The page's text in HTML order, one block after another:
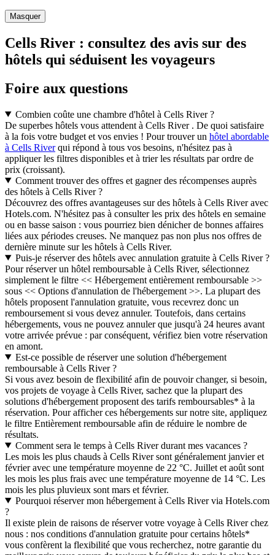
Masquer
Cells River : consultez des avis sur des
hôtels qui séduisent les voyageurs
Foire aux questions
Combien coûte une chambre d'hôtel à Cells River ?
De superbes hôtels vous attendent à Cells River . De quoi satisfaire
à la fois votre budget et vos envies ! Pour trouver un hôtel abordable
à Cells Riverqui répond à tous vos besoins, n'hésitez pas à
appliquer les filtres disponibles et à trier les résultats par ordre de
prix (croissant).
Comment trouver des offres et gagner des récompenses auprès
des hôtels à Cells River ?
Découvrez des offres avantageuses sur des hôtels à Cells River avec
Hotels.com. N'hésitez pas à consulter les prix des hôtels en semaine
ou en basse saison : vous pourriez bien dénicher de bonnes affaires
liées aux périodes creuses. Ne manquez pas non plus nos offres de
dernière minute sur les hôtels à Cells River.
Puis-je réserver des hôtels avec annulation gratuite à Cells River ?
Pour réserver un hôtel remboursable à Cells River, sélectionnez
simplement le filtre << Hébergement entièrement remboursable >>
sous << Options d'annulation de l'hébergement >>. La plupart des
hôtels proposent l'annulation gratuite, vous recevrez donc un
remboursement si vous devez annuler. Toutefois, dans certains
hébergements, vous ne pouvez annuler que jusqu'à 24 heures avant
votre arrivée prévue : par conséquent, vérifiez bien votre réservation
en amont.
Est-ce possible de réserver une solution d'hébergement
remboursable à Cells River ?
Si vous avez besoin de flexibilité afin de pouvoir changer, si besoin,
vos projets de voyage à Cells River, sachez que la plupart des
solutions d'hébergement proposent des tarifs remboursables* à la
réservation. Pour afficher ces hébergements sur notre site, appliquez
le filtre Entièrement remboursable afin de réduire le nombre de
résultats.
Comment sera le temps à Cells River durant mes vacances ?
Les mois les plus chauds à Cells River sont généralement janvier et
février avec une température moyenne de 22 °C. Juillet et août sont
les mois les plus frais avec une température moyenne de 14 °C. Les
mois les plus pluvieux sont mars et février.
Pourquoi réserver mon hébergement à Cells River via Hotels.com
?
Il existe plein de raisons de réserver votre voyage à Cells River chez
nous : nos conditions d'annulation gratuite pour certains hôtels*
vous confèrent la flexibilité que vous recherchez, notre garantie du